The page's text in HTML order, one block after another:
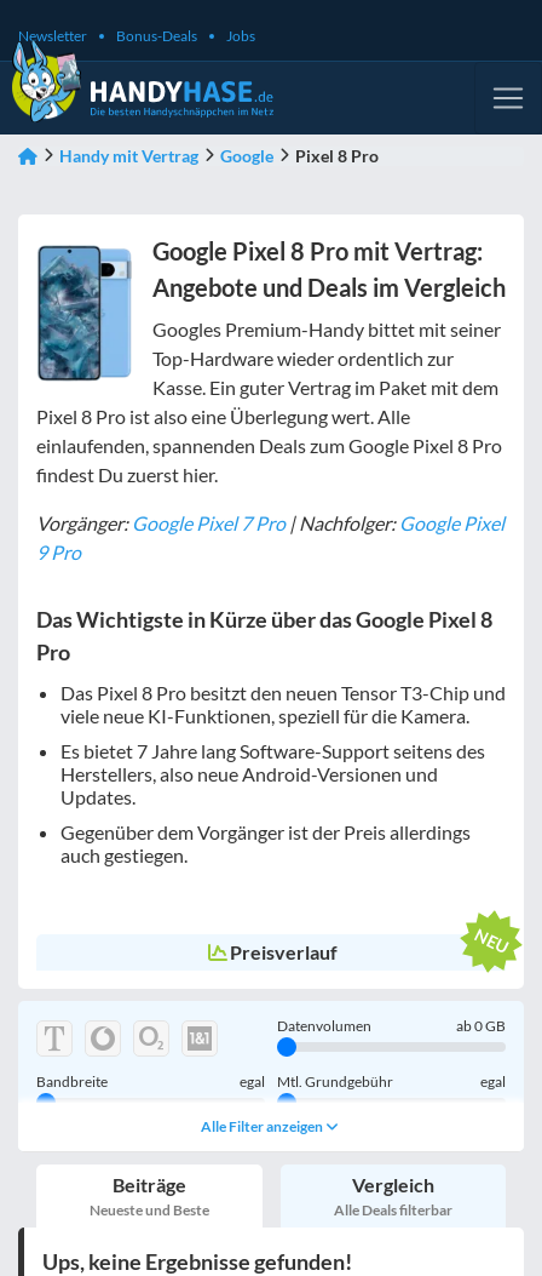
Newsletter Bonus-Deals Jobs
Handy mit Vertrag Google Pixel 8 Pro
Google Pixel 8 Pro mit Vertrag:
Angebote und Deals im Vergleich
Googles Premium-Handy bittet mit seiner
Top-Hardware wieder ordentlich zur
Kasse. Ein guter Vertrag im Paket mit dem
Pixel 8 Pro ist also eine Überlegung wert. Alle
einlaufenden, spannenden Deals zum Google Pixel 8 Pro
findest Du zuerst hier.
Vorgänger: Google Pixel 7 Pro| Nachfolger: Google Pixel
9 Pro
Das Wichtigste in Kürze über das Google Pixel 8
Pro
Das Pixel 8 Pro besitzt den neuen Tensor T3-Chip und
viele neue KI-Funktionen, speziell für die Kamera.
Es bietet 7 Jahre lang Software-Support seitens des
Herstellers, also neue Android-Versionen und
Updates.
Gegenüber dem Vorgänger ist der Preis allerdings
auch gestiegen.
Preisverlauf
Datenvolumen ab0GB
Bandbreite egal Mtl. Grundgebühr egal
egal
inkl. Young-Tarife
nur 5G-Tarife inkl. Kombi-Tarife
Alle Filter anzeigen
Beiträge
Neueste und Beste
Vergleich
Alle Deals filterbar
Ups, keine Ergebnisse gefunden!